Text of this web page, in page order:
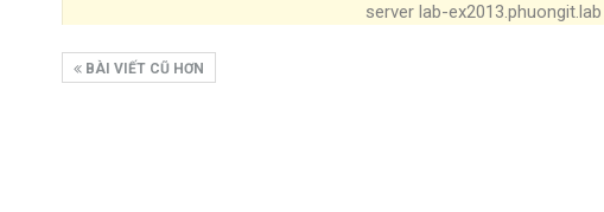
server lab-
BÀI VIẾT CŨ HƠN